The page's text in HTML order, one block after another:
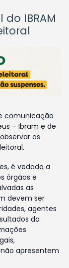
IBRAM
comunicação
– Ibram e de
as
é vedada a
órgãos e
as
devem ser
agentes
da
apresentem